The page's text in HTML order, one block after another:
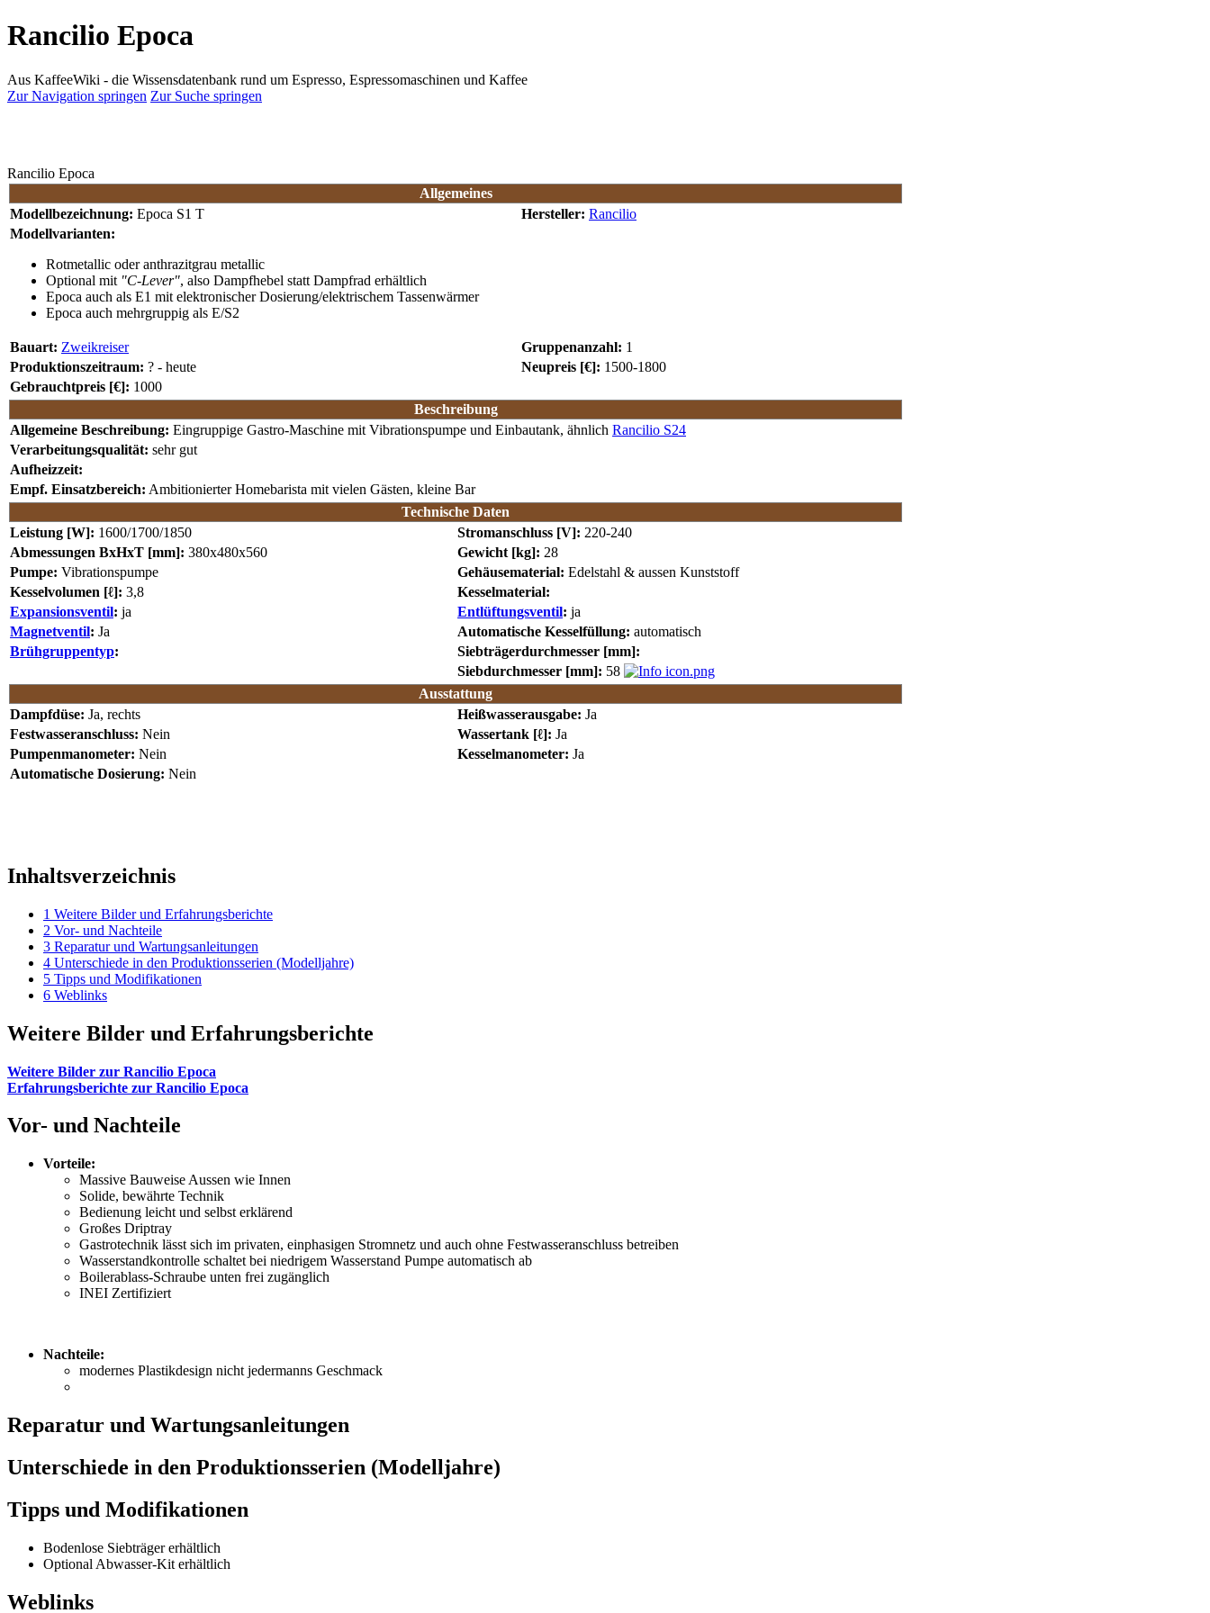
Rancilio Epoca
Aus KaffeeWiki - die Wissensdatenbank rund um Espresso, Espressomaschinen und Kaffee
Zur Navigation springen Zur Suche springen
Rancilio Epoca
Allgemeines
Modellbezeichnung: Epoca S1 T Hersteller: Rancilio
Modellvarianten:
Rotmetallic oder anthrazitgrau metallic
Optional mit "C-Lever", also Dampfhebel statt Dampfrad erhältlich
Epoca auch als E1 mit elektronischer Dosierung/elektrischem Tassenwärmer
Epoca auch mehrgruppig als E/S2
Bauart: Zweikreiser Gruppenanzahl: 1
Produktionszeitraum: ? - heute Neupreis [€]: 1500-1800
Gebrauchtpreis [€]: 1000
Beschreibung
Allgemeine Beschreibung: Eingruppige Gastro-Maschine mit Vibrationspumpe und Einbautank, ähnlich Rancilio S24
Verarbeitungsqualität: sehr gut
Aufheizzeit:
Empf. Einsatzbereich: Ambitionierter Homebarista mit vielen Gästen, kleine Bar
Technische Daten
Leistung [W]: 1600/1700/1850 Stromanschluss [V]: 220-240
Abmessungen BxHxT [mm]: 380x480x560 Gewicht [kg]: 28
Pumpe: Vibrationspumpe Gehäusematerial: Edelstahl & aussen Kunststoff
Kesselvolumen [ℓ]: 3,8
Kesselmaterial:
Expansionsventil: ja Entlüftungsventil: ja
Magnetventil: Ja Automatische Kesselfüllung: automatisch
Brühgruppentyp:
Siebträgerdurchmesser [mm]:
Siebdurchmesser [mm]: 58
Ausstattung
Dampfdüse: Ja, rechts Heißwasserausgabe: Ja
Festwasseranschluss: Nein Wassertank [ℓ]: Ja
Pumpenmanometer: Nein Kesselmanometer: Ja
Automatische Dosierung: Nein
Inhaltsverzeichnis
1 Weitere Bilder und Erfahrungsberichte
2 Vor- und Nachteile
3 Reparatur und Wartungsanleitungen
4 Unterschiede in den Produktionsserien (Modelljahre)
5 Tipps und Modifikationen
6 Weblinks
Weitere Bilder und Erfahrungsberichte
Weitere Bilder zur Rancilio Epoca
Erfahrungsberichte zur Rancilio Epoca
Vor- und Nachteile
Vorteile:
Massive Bauweise Aussen wie Innen
Solide, bewährte Technik
Bedienung leicht und selbst erklärend
Großes Driptray
Gastrotechnik lässt sich im privaten, einphasigen Stromnetz und auch ohne Festwasseranschluss betreiben
Wasserstandkontrolle schaltet bei niedrigem Wasserstand Pumpe automatisch ab
Boilerablass-Schraube unten frei zugänglich
INEI Zertifiziert
Nachteile:
modernes Plastikdesign nicht jedermanns Geschmack
Reparatur und Wartungsanleitungen
Unterschiede in den Produktionsserien (Modelljahre)
Tipps und Modifikationen
Bodenlose Siebträger erhältlich
Optional Abwasser-Kit erhältlich
Weblinks